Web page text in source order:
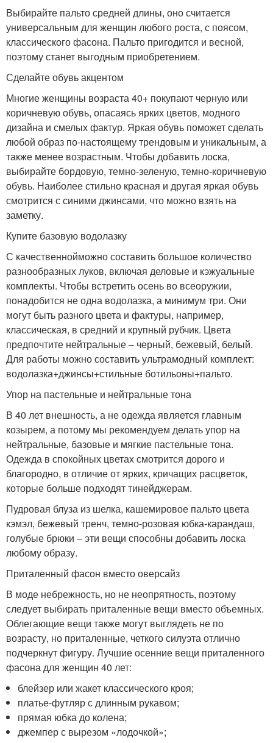
Выбирайте пальто средней длины, оно считается
универсальным для женщин любого роста, с поясом,
классического фасона. Пальто пригодится и весной,
поэтому станет выгодным приобретением.
Сделайте обувь акцентом
Многие женщины возраста 40+ покупают черную или
коричневую обувь, опасаясь ярких цветов, модного
дизайна и смелых фактур. Яркая обувь поможет сделать
любой образ по-настоящему трендовым и уникальным, а
также менее возрастным. Чтобы добавить лоска,
выбирайте бордовую, темно-зеленую, темно-коричневую
обувь. Наиболее стильно красная и другая яркая обувь
смотрится с синими джинсами, что можно взять на
заметку.
Купите базовую водолазку
С качественнойможно составить большое количество
разнообразных луков, включая деловые и кэжуальные
комплекты. Чтобы встретить осень во всеоружии,
понадобится не одна водолазка, а минимум три. Они
могут быть разного цвета и фактуры, например,
классическая, в средний и крупный рубчик. Цвета
предпочтите нейтральные – черный, бежевый, белый.
Для работы можно составить ультрамодный комплект:
водолазка+джинсы+стильные ботильоны+пальто.
Упор на пастельные и нейтральные тона
В 40 лет внешность, а не одежда является главным
козырем, а потому мы рекомендуем делать упор на
нейтральные, базовые и мягкие пастельные тона.
Одежда в спокойных цветах смотрится дорого и
благородно, в отличие от ярких, кричащих расцветок,
которые больше подходят тинейджерам.
Пудровая блуза из шелка, кашемировое пальто цвета
кэмэл, бежевый тренч, темно-розовая юбка-карандаш,
голубые брюки – эти вещи способны добавить лоска
любому образу.
Приталенный фасон вместо оверсайз
В моде небрежность, но не неопрятность, поэтому
следует выбирать приталенные вещи вместо объемных.
Облегающие вещи также могут выглядеть не по
возрасту, но приталенные, четкого силуэта отлично
подчеркнут фигуру. Лучшие осенние вещи приталенного
фасона для женщин 40 лет:
блейзер или жакет классического кроя;
платье-футляр с длинным рукавом;
прямая юбка до колена;
джемпер с вырезом «лодочкой»;